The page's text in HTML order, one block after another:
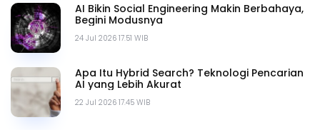
24 Jul 2026 17.51 WIB
AI Bikin Social Engineering Makin Berbahaya,
Begini Modusnya
22 Jul 2026 17.45 WIB
Apa Itu Hybrid Search? Teknologi Pencarian
AI yang Lebih Akurat